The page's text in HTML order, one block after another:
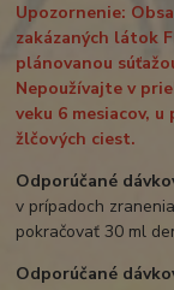
Upozornenie:
zakázaných látok
plánovanou
Nepoužívajte v
veku 6 mesiacov,
žlčových ciest.
Odporúčané
v prípadoch
pokračovať 30 ml
Odporúčané